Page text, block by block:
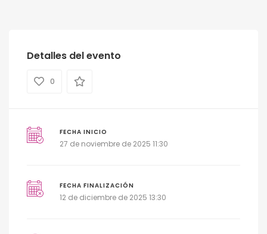
Detalles del evento
0
FECHA INICIO
27 de noviembre de 2025 11:30
FECHA FINALIZACIÓN
12 de diciembre de 2025 13:30